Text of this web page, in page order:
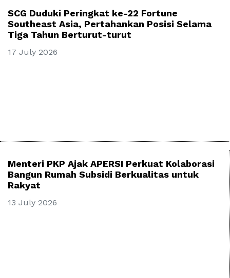
SCG Duduki Peringkat ke-22 Fortune
Southeast Asia, Pertahankan Posisi Selama
Tiga Tahun Berturut-turut
17 July 2026
Menteri PKP Ajak APERSI Perkuat Kolaborasi
Bangun Rumah Subsidi Berkualitas untuk
Rakyat
13 July 2026